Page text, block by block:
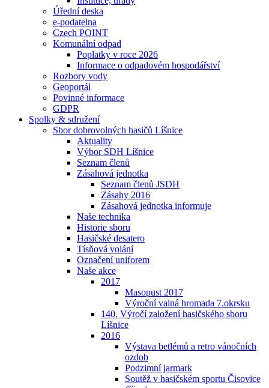
Úřední deska
e-podatelna
Czech POINT
Komunální odpad
Poplatky v roce 2026
Informace o odpadovém hospodářství
Rozbory vody
Geoportál
Povinné informace
GDPR
Spolky & sdružení
Sbor dobrovolných hasičů Líšnice
Aktuality
Výbor SDH Líšnice
Seznam členů
Zásahová jednotka
Seznam členů JSDH
Zásahy 2016
Zásahová jednotka informuje
Naše technika
Historie sboru
Hasičské desatero
Tísňová volání
Označení uniforem
Naše akce
2017
Masopust 2017
Výroční valná hromada 7.okrsku
140. Výročí založení hasičského sboru
Líšnice
2016
Výstava betlémů a retro vánočních
ozdob
Podzimní jarmark
Soutěž v hasičském sportu Čisovice